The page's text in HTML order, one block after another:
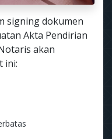
signing dokumen
Akta Pendirian
akan
ini: